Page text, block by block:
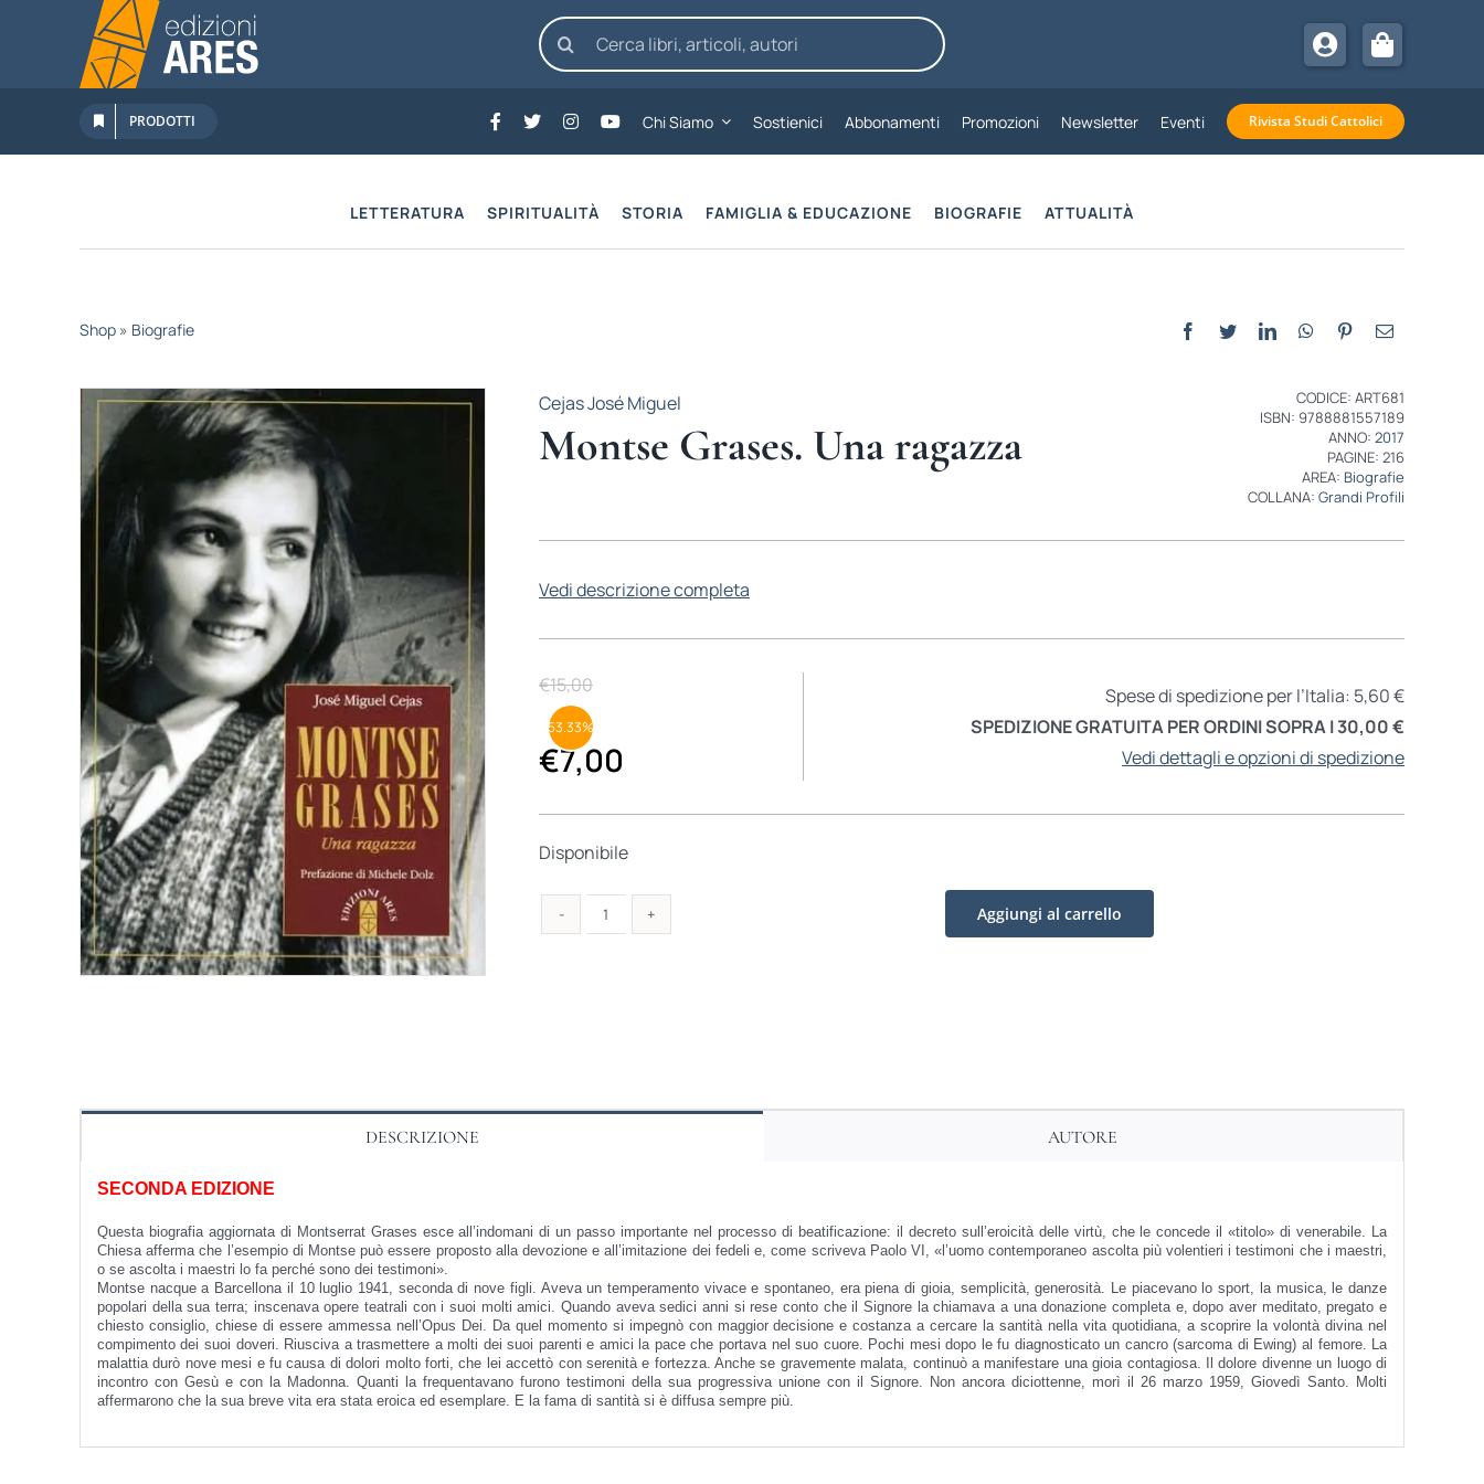
contenuto
Cerca
per:
PRODOTTI Chi Siamo Sostienici Abbonamenti Promozioni Newsletter Eventi Rivista Studi Cattolici
LETTERATURA SPIRITUALITÀ STORIA FAMIGLIA & EDUCAZIONE BIOGRAFIE ATTUALITÀ
Shop» Biografie
Cejas José Miguel
Montse Grases. Una ragazza
CODICE: ART681
ISBN: 9788881557189
ANNO:2017
PAGINE: 216
AREA: Biografie
COLLANA:Grandi Profili
Vedi descrizione completa
€15,00
€7,00
53.33%
Spese di spedizione per l’Italia: 5,60 €
SPEDIZIONE GRATUITA PER ORDINI SOPRA I 30,00 €
Vedi dettagli e opzioni di spedizione
Disponibile
Montse
Aggiungi al carrello
DESCRIZIONE AUTORE
SECONDA EDIZIONE
Questa biografia aggiornata di Montserrat Grases esce all’indomani di un passo importante nel processo di beatificazione: il decreto sull’eroicità delle virtù, che le concede il «titolo» di venerabile. La
Chiesa afferma che l’esempio di Montse può essere proposto alla devozione e all’imitazione dei fedeli e, come scriveva Paolo VI, «l’uomo contemporaneo ascolta più volentieri i testimoni che i maestri,
o se ascolta i maestri lo fa perché sono dei testimoni».
Montse nacque a Barcellona il 10 luglio 1941, seconda di nove figli. Aveva un temperamento vivace e spontaneo, era piena di gioia, semplicità, generosità. Le piacevano lo sport, la musica, le danze
popolari della sua terra; inscenava opere teatrali con i suoi molti amici. Quando aveva sedici anni si rese conto che il Signore la chiamava a una donazione completa e, dopo aver meditato, pregato e
chiesto consiglio, chiese di essere ammessa nel­l’Opus Dei. Da quel momento si impegnò con maggior decisione e costanza a cercare la santità nella vita quotidiana, a scoprire la volontà divina nel
compimento dei suoi doveri. Riusciva a trasmettere a molti dei suoi parenti e amici la pace che portava nel suo cuore. Pochi mesi dopo le fu diagnosticato un cancro (sarcoma di Ewing) al femore. La
malattia durò nove mesi e fu causa di dolori molto forti, che lei accettò con serenità e fortezza. Anche se gravemente malata, continuò a manifestare una gioia contagiosa. Il dolore divenne un luogo di
incontro con Gesù e con la Madonna. Quanti la frequentavano furono testimoni della sua progressiva unione con il Signore. Non ancora diciottenne, morì il 26 marzo 1959, Giovedì Santo. Molti
affermarono che la sua breve vita era stata eroica ed esemplare. E la fama di santità si è diffusa sempre più.